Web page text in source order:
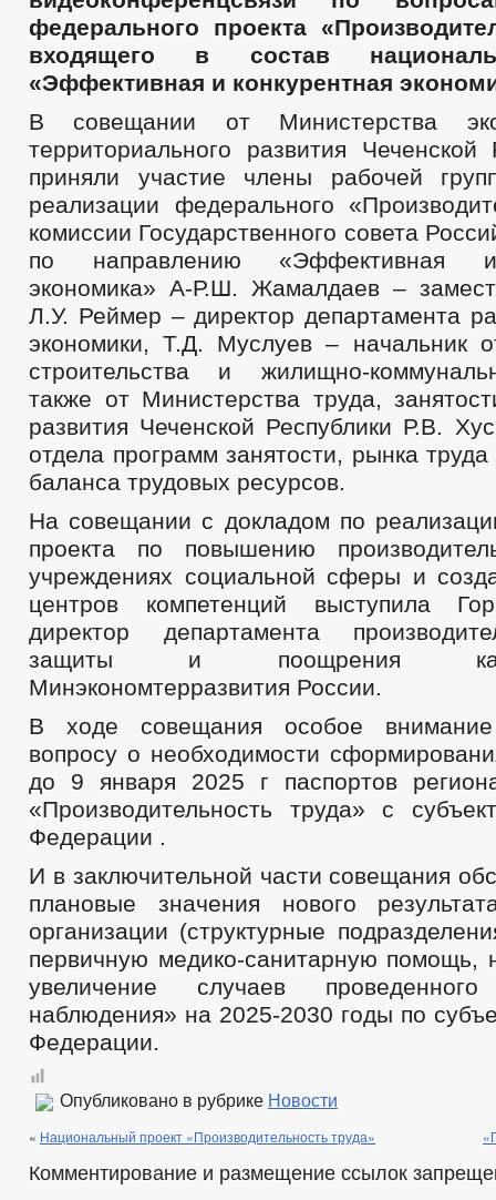
ПОРЯДОК ОБЖАЛОВАНИЯ НПА
БЮДЖЕТ
БЮДЖЕТ ПО ГОДАМ
ОТЧЕТ ОБ ИСПОЛНЕНИИ БЮДЖЕТА
_
МУНИЦИПАЛЬНЫЕ УСЛУГИ
СТАНДАРТЫ МУНИЦИПАЛЬНЫХ УСЛУГ
ПРИЕМ ГРАЖДАН
ОБРАЩЕНИЕ К ГЛАВЕ
ИНТЕРНЕТ
ОБЗОРЫ ОБРАЩЕНИЙ ГРАЖДАН
ФОРМА
РЕГЛАМЕНТ РАССМОТРЕНИЯ ОБРАЩЕНИЙ
федерального проекта
входящего в состав
«Эффективная и конкурентная
В совещании от Министерства
территориального развития Чеченской
приняли участие члены рабочей
реализации федерального
комиссии Государственного совета
по направлению «Эффективная и
экономика» А-Р.Ш. Жамалдаев –
Л.У. Реймер – директор департамента
экономики, Т.Д. Муслуев – начальник
строительства и жилищно-
также от Министерства труда,
развития Чеченской Республики Р.В.
отдела программ занятости, рынка
баланса трудовых ресурсов.
На совещании с докладом по
проекта по повышению
учреждениях социальной сферы и
центров компетенций выступила
директор департамента
защиты и поощрения
Минэкономтерразвития России.
В ходе совещания особое
вопросу о необходимости
до 9 января 2025 г паспортов
«Производительность труда» с
Федерации .
И в заключительной части совещания
плановые значения нового
организации (структурные
первичную медико-санитарную помощь,
увеличение случаев проведенного
наблюдения» на 2025-2030 годы по
Федерации.
Опубликовано в рубрике Новости
« Национальный проект «Производительность труда»
Комментирование и размещение ссылок